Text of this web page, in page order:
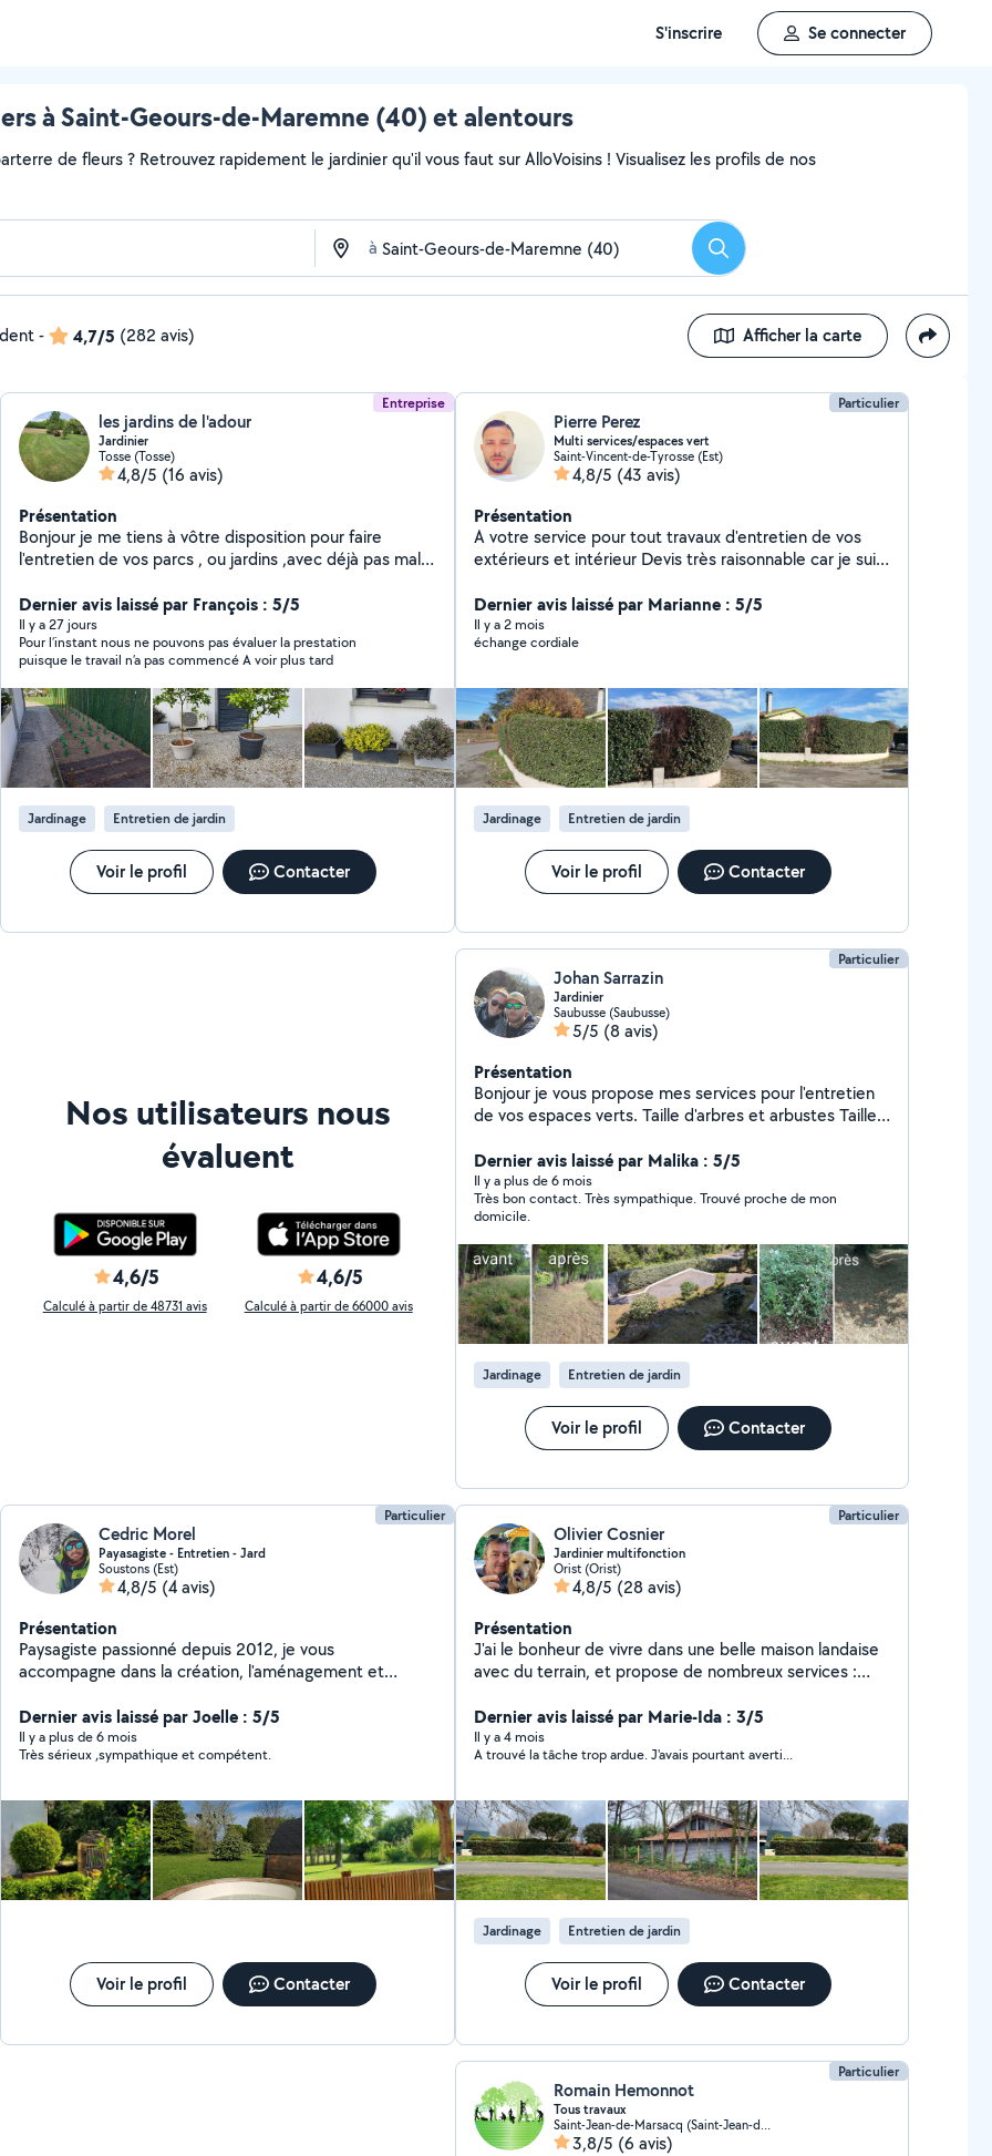
S'inscrire Se connecter
à Saint-Geours-de-Maremne (40) et alentours
de fleurs ? Retrouvez rapidement le jardinier qu'il vous faut sur AlloVoisins ! Visualisez les profils de nos
à Rechercher
- 4,7/5 (282 avis) Afficher la carte
Entreprise
les jardins de l'adour
Jardinier
Tosse (Tosse)
4,8/5 (16 avis)
Présentation
Bonjour je me tiens à vôtre disposition pour faire
l'entretien de vos parcs , ou jardins ,avec déjà pas mal
je travaille pour mes clients comme si cela étais pour
moi j'aime le travail bien fait. Je peux aussi faire d'autres
prestations tant que cela reste dans mes
compétences pour tous renseignements
complémentaires n'hesitez pas à me contacter
paiement en cesu ou crcesu acceptés devis gratuit
merci de m'avoir lu et à bientôt j'espère .
Dernier avis laissé par François : 5/5
Il y a 27 jours
Pour l’instant nous ne pouvons pas évaluer la prestation
puisque le travail n’a pas commencé A voir plus tard
Jardinage Entretien de jardin
Voir le profil Contacter
Particulier
Pierre Perez
Multi services/espaces vert
Saint-Vincent-de-Tyrosse (Est)
4,8/5 (43 avis)
Présentation
A votre service pour tout travaux d'entretien de vos
extérieurs et intérieur Devis très raisonnable car je suis
choisis allo voisin Vos futurs projets sont entre de
Dernier avis laissé par Marianne : 5/5
Il y a 2 mois
échange cordiale
Jardinage Entretien de jardin
Voir le profil Contacter
Nos utilisateurs nous
évaluent
4,6/5
Calculé à partir de 48731 avis
4,6/5
Calculé à partir de 66000 avis
Particulier
Johan Sarrazin
Jardinier
Saubusse (Saubusse)
5/5 (8 avis)
Présentation
Bonjour je vous propose mes services pour l'entretien
de vos espaces verts. Taille d'arbres et arbustes Taille
abattage Petit élagage CESU possible
Dernier avis laissé par Malika : 5/5
Il y a plus de 6 mois
Très bon contact. Très sympathique. Trouvé proche de mon
domicile.
Jardinage Entretien de jardin
Voir le profil Contacter
Particulier
Cedric Morel
Payasagiste - Entretien - Jard
Soustons (Est)
4,8/5 (4 avis)
Présentation
Paysagiste passionné depuis 2012, je vous
accompagne dans la création, l'aménagement et
Débroussailleuse - Karcher - Aménagement - Création
Je me déplace dans un rayon de 50k autour de
Seignosse
Dernier avis laissé par Joelle : 5/5
Il y a plus de 6 mois
Très sérieux ,sympathique et compétent.
Voir le profil Contacter
Particulier
Olivier Cosnier
Jardinier multifonction
Orist (Orist)
4,8/5 (28 avis)
Présentation
J'ai le bonheur de vivre dans une belle maison landaise
avec du terrain, et propose de nombreux services :
entretien complet de votre jardin, désherbage, tonte,
taille, motoculture, nettoyage haute pression, etc... et
réparations et divers entretien dans votre maison.
Dernier avis laissé par Marie-Ida : 3/5
Il y a 4 mois
A trouvé la tâche trop ardue. J'avais pourtant averti...
Jardinage Entretien de jardin
Voir le profil Contacter
Particulier
Romain Hemonnot
Tous travaux
Saint-Jean-de-Marsacq (Saint-Jean-de-Marsacq)
3,8/5 (6 avis)